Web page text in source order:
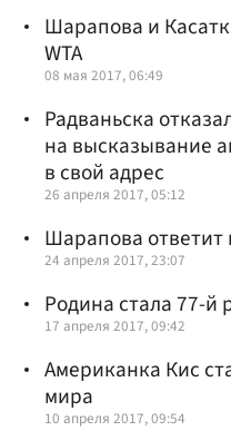
Шарапова и
WTA
08 мая 2017, 06:49
Радваньска
на высказывание
в свой адрес
26 апреля 2017, 05:12
Шарапова ответит
24 апреля 2017, 23:07
Родина стала 77-й
17 апреля 2017, 09:42
Американка Кис
мира
10 апреля 2017, 09:54